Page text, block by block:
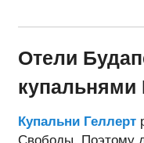
Отели
купальнями
Купальни Геллерт
Свободы. Поэтому